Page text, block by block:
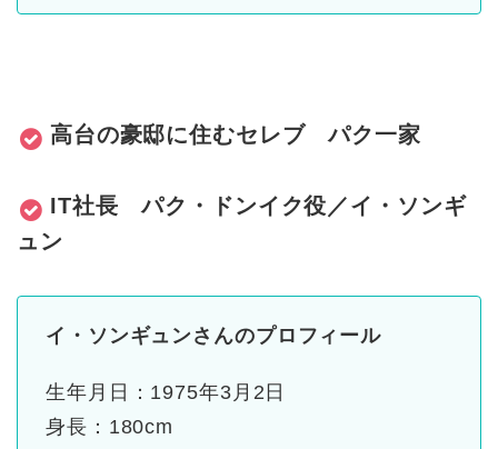
高台の豪邸に住むセレブ パク一家
IT社長 パク・ドンイク役／イ・ソンギ
ュン
イ・ソンギュンさんのプロフィール
生年月日：1975年3月2日
身長：180cm